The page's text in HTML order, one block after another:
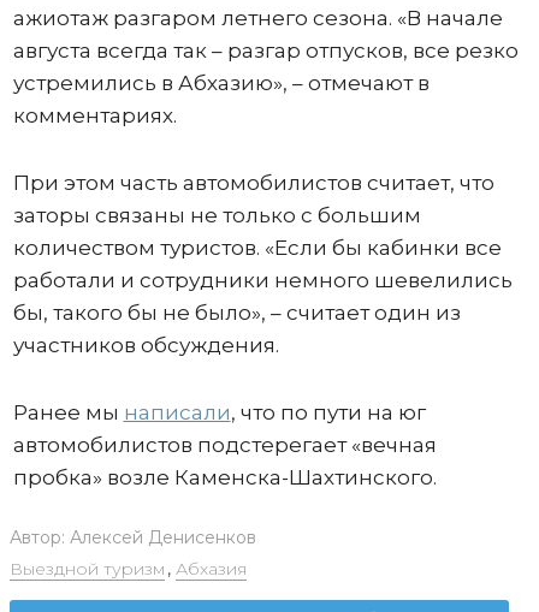
ажиотаж разгаром летнего сезона. «В начале
августа всегда так – разгар отпусков, все резко
устремились в Абхазию», – отмечают в
комментариях.
При этом часть автомобилистов считает, что
заторы связаны не только с большим
количеством туристов. «Если бы кабинки все
работали и сотрудники немного шевелились
бы, такого бы не было», – считает один из
участников обсуждения.
Ранее мы написали, что по пути на юг
автомобилистов подстерегает «вечная
пробка» возле Каменска-Шахтинского.
Автор: Алексей Денисенков
Выездной туризм , Абхазия